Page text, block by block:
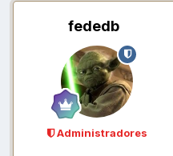
fededb
Administradores